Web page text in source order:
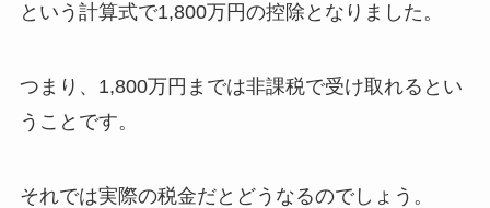
という計算式で1,800万円の控除となりました。
つまり、1,800万円までは非課税で受け取れるとい
うことです。
それでは実際の税金だとどうなるのでしょう。